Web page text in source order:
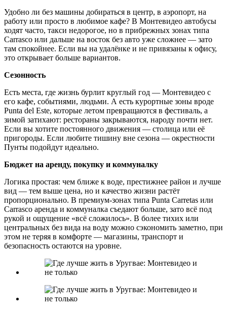
Удобно ли без машины добираться в центр, в аэропорт, на
работу или просто в любимое кафе? В Монтевидео автобусы
ходят часто, такси недорогое, но в прибрежных зонах типа
Carrasco или дальше на восток без авто уже сложнее — зато
там спокойнее. Если вы на удалёнке и не привязаны к офису,
это открывает больше вариантов.
Сезонность
Есть места, где жизнь бурлит круглый год — Монтевидео с
его кафе, событиями, людьми. А есть курортные зоны вроде
Punta del Este, которые летом превращаются в фестиваль, а
зимой затихают: рестораны закрываются, народу почти нет.
Если вы хотите постоянного движения — столица или её
пригороды. Если любите тишину вне сезона — окрестности
Пунты подойдут идеально.
Бюджет на аренду, покупку и коммуналку
Логика простая: чем ближе к воде, престижнее район и лучше
вид — тем выше цена, но и качество жизни растёт
пропорционально. В премиум-зонах типа Punta Carretas или
Carrasco аренда и коммуналка съедают больше, зато всё под
рукой и ощущение «всё сложилось». В более тихих или
центральных без вида на воду можно сэкономить заметно, при
этом не теряя в комфорте — магазины, транспорт и
безопасность остаются на уровне.